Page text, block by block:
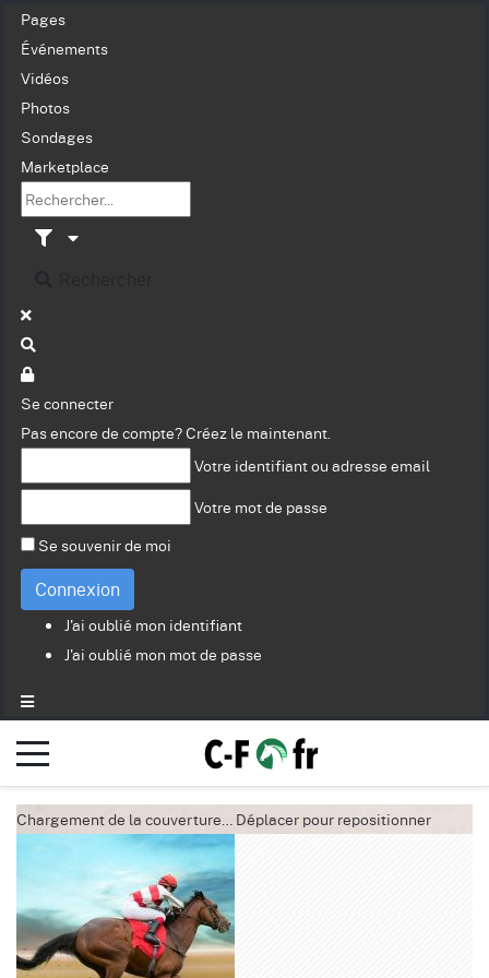
Pages
Événements
Vidéos
Photos
Sondages
Marketplace
Se connecter
Pas encore de compte? Créez le maintenant.
Votre identifiant ou adresse email
Votre mot de passe
Se souvenir de moi
Connexion
J'ai oublié mon identifiant
J'ai oublié mon mot de passe
Chargement de la couverture… Déplacer pour repositionner